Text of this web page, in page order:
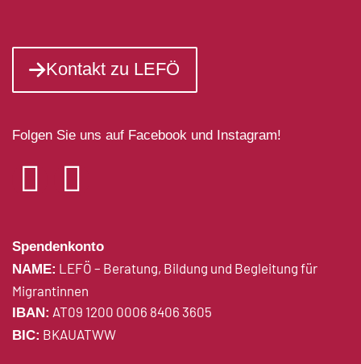
Kontakt zu LEFÖ
Folgen Sie uns auf Facebook und Instagram!
Spendenkonto
NAME: LEFÖ – Beratung, Bildung und Begleitung für
Migrantinnen
IBAN: AT09 1200 0006 8406 3605
BIC: BKAUATWW